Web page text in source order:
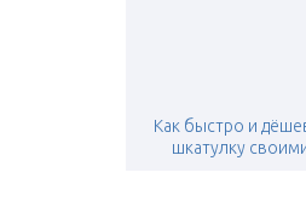
Как быстро и
шкатулку